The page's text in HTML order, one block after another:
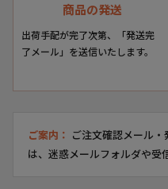
商品の発送
出荷手配が完了次第、「発送完
了メール」を送信いたします。
ご案内： ご注文確認メール
は、迷惑メールフォルダや受